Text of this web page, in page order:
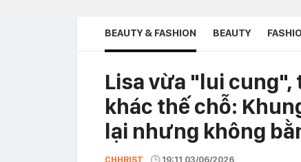
BEAUTY & FASHION BEAUTY
Lisa vừa "lui cung",
khác thế chỗ:
lại nhưng không
CHHRIST, 19:11 03/06/2026